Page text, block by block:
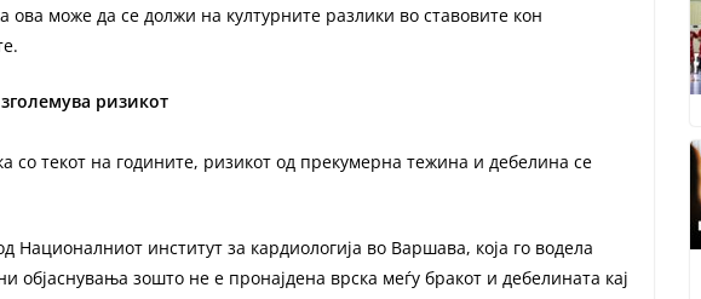
ова може да се должи на културните разлики во ставовите кон
ризикот
со текот на годините, ризикот од прекумерна тежина и дебелина се
Националниот институт за кардиологија во Варшава, која го водела
објаснувања зошто не е пронајдена врска меѓу бракот и дебелината кај